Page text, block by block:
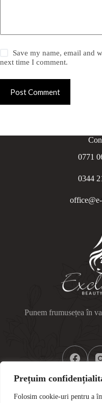
Prețuim
Folosim cookie-uri pentru a
Save my name, email and
next time I comment.
Post Comment
0771
0344
Punem frumusețea în
Link-